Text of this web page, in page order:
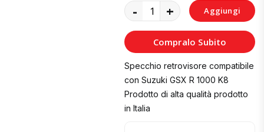
- + Aggiungi
al
Carrello
Compralo Subito
Specchio retrovisore compatibile
con Suzuki GSX R 1000 K8
Prodotto di alta qualità prodotto
in Italia